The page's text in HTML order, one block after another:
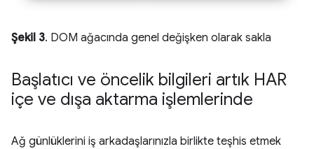
Şekil 3. DOM ağacında genel değişken olarak sakla
Başlatıcı ve öncelik bilgileri artık HAR
içe ve dışa aktarma işlemlerinde
Ağ günlüklerini iş arkadaşlarınızla birlikte teşhis etmek